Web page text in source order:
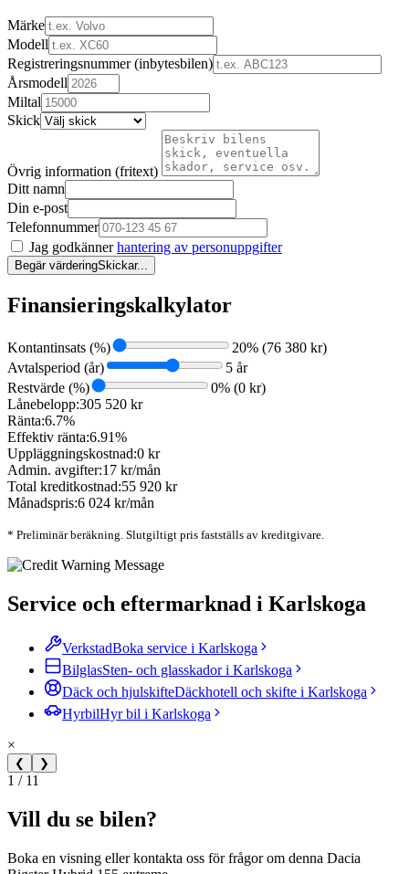
Märke
Modell
Registreringsnummer (inbytesbilen)
Årsmodell
Miltal
Skick
Övrig information (fritext)
Ditt namn
Din e-post
Telefonnummer
Jag godkännerhantering av personuppgifter
Begär värderingSkickar...
Finansieringskalkylator
Kontantinsats (%) 20% (76 380 kr)
Avtalsperiod (år)
5 år
Restvärde (%)
0% (0 kr)
Lånebelopp:305 520 kr
Ränta:6.7%
Effektiv ränta:6.91%
Uppläggningskostnad:0 kr
Admin. avgifter:17 kr/mån
Total kreditkostnad:55 920 kr
Månadspris:6 024 kr/mån
* Preliminär beräkning. Slutgiltigt pris fastställs av kreditgivare.
Service och eftermarknad i Karlskoga
VerkstadBoka service i Karlskoga
BilglasSten- och glasskador i Karlskoga
Däck och hjulskifteDäckhotell och skifte i Karlskoga
HyrbilHyr bil i Karlskoga
×
❮ ❯
1 / 11
Vill du se bilen?
Boka en visning eller kontakta oss för frågor om denna Dacia